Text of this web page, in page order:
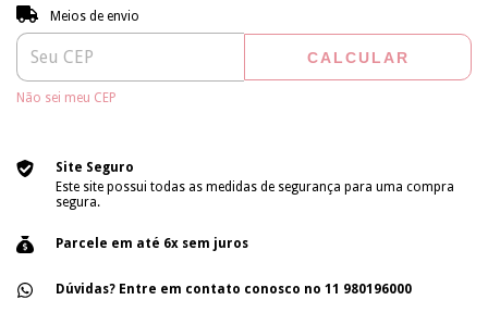
Entregas para o CEP:
Meios de envio
CALCULAR
Não sei meu CEP
Site Seguro
Este site possui todas as medidas de segurança para uma compra
segura.
Parcele em até 6x sem juros
Dúvidas? Entre em contato conosco no 11 980196000